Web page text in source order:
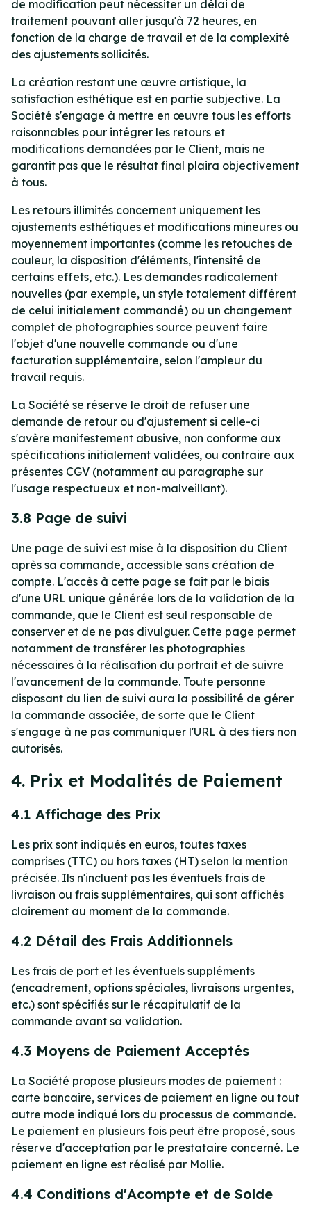
de modification peut nécessiter un délai de
traitement pouvant aller jusqu'à 72 heures, en
fonction de la charge de travail et de la complexité
des ajustements sollicités.
La création restant une œuvre artistique, la
satisfaction esthétique est en partie subjective. La
Société s'engage à mettre en œuvre tous les efforts
raisonnables pour intégrer les retours et
modifications demandées par le Client, mais ne
garantit pas que le résultat final plaira objectivement
à tous.
Les retours illimités concernent uniquement les
ajustements esthétiques et modifications mineures ou
moyennement importantes (comme les retouches de
couleur, la disposition d'éléments, l'intensité de
certains effets, etc.). Les demandes radicalement
nouvelles (par exemple, un style totalement différent
de celui initialement commandé) ou un changement
complet de photographies source peuvent faire
l'objet d'une nouvelle commande ou d'une
facturation supplémentaire, selon l'ampleur du
travail requis.
La Société se réserve le droit de refuser une
demande de retour ou d'ajustement si celle-ci
s'avère manifestement abusive, non conforme aux
spécifications initialement validées, ou contraire aux
présentes CGV (notamment au paragraphe sur
l'usage respectueux et non-malveillant).
3.8 Page de suivi
Une page de suivi est mise à la disposition du Client
après sa commande, accessible sans création de
compte. L'accès à cette page se fait par le biais
d'une URL unique générée lors de la validation de la
commande, que le Client est seul responsable de
conserver et de ne pas divulguer. Cette page permet
notamment de transférer les photographies
nécessaires à la réalisation du portrait et de suivre
l'avancement de la commande. Toute personne
disposant du lien de suivi aura la possibilité de gérer
la commande associée, de sorte que le Client
s'engage à ne pas communiquer l'URL à des tiers non
autorisés.
4. Prix et Modalités de Paiement
4.1 Affichage des Prix
Les prix sont indiqués en euros, toutes taxes
comprises (TTC) ou hors taxes (HT) selon la mention
précisée. Ils n'incluent pas les éventuels frais de
livraison ou frais supplémentaires, qui sont affichés
clairement au moment de la commande.
4.2 Détail des Frais Additionnels
Les frais de port et les éventuels suppléments
(encadrement, options spéciales, livraisons urgentes,
etc.) sont spécifiés sur le récapitulatif de la
commande avant sa validation.
4.3 Moyens de Paiement Acceptés
La Société propose plusieurs modes de paiement :
carte bancaire, services de paiement en ligne ou tout
autre mode indiqué lors du processus de commande.
Le paiement en plusieurs fois peut être proposé, sous
réserve d'acceptation par le prestataire concerné. Le
paiement en ligne est réalisé par Mollie.
4.4 Conditions d'Acompte et de Solde